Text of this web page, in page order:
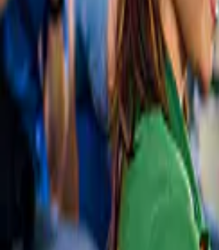
Kathedraal van Palma Tickets met
versnelde toegang inclusief het terras
(175) Tickets voor de kathedraal van Palma
Slide 1 of 1, Dolphins performing in a pool
at Marineland Mallorca with an audience